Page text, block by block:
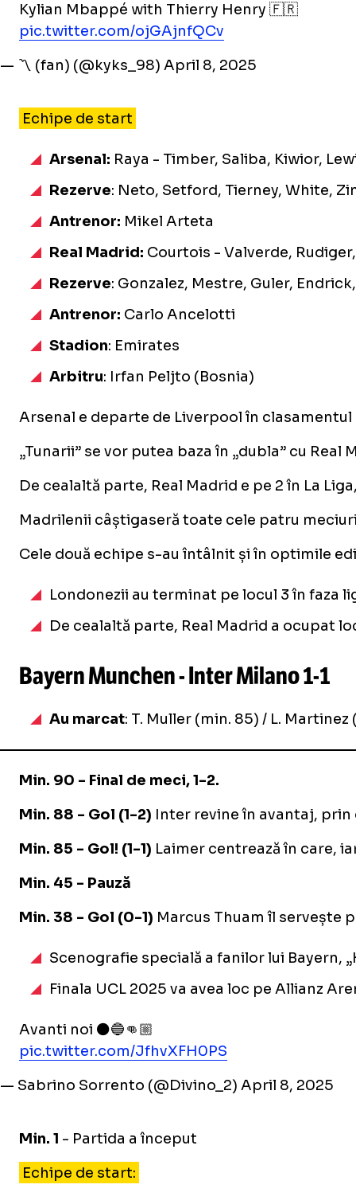
Kylian Mbappé with Thierry Henry 🇫🇷
pic.twitter.com/ojGAjnfQCv
— 〽️ (fan) (@kyks_98) April 8, 2025
Echipe de start
Arsenal: Raya - Timber, Saliba, Kiwior,
Rezerve: Neto, Setford, Tierney, White,
Antrenor: Mikel Arteta
Real Madrid: Courtois - Valverde,
Rezerve: Gonzalez, Mestre, Guler,
Antrenor: Carlo Ancelotti
Stadion: Emirates
Arbitru: Irfan Peljto (Bosnia)
Arsenal e departe de Liverpool în
„Tunarii” se vor putea baza în „dubla” cu
De cealaltă parte, Real Madrid e pe 2 în La
Madrilenii câștigaseră toate cele patru
Cele două echipe s-au întâlnit și în optimile
Londonezii au terminat pe locul 3 în faza
De cealaltă parte, Real Madrid a ocupat
Bayern Munchen - Inter Milano1-1
Au marcat: T. Muller (min. 85) / L.
Min. 90 - Final de meci, 1-2.
Min. 88 - Gol (1-2) Inter revine în avantaj,
Min. 85 - Gol! (1-1) Laimer centrează în care,
Min. 45 - Pauză
Min. 38 - Gol (0-1) Marcus Thuam îl servește
Scenografie specială a fanilor lui Bayern,
Finala UCL 2025 va avea loc pe Allianz
Avanti noi ⚫🔵👊🏼
pic.twitter.com/JfhvXFH0PS
— Sabrino Sorrento (@Divino_2) April 8, 2025
Min. 1 - Partida a început
Echipe de start: